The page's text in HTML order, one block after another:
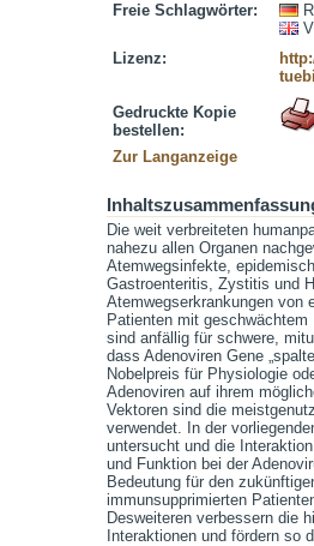
Freie Schlagwörter:
Lizenz:
Gedruckte Kopie
bestellen:
Zur Langanzeige
Die weit verbreiteten
nahezu allen Organen
Atemwegsinfekte,
Gastroenteritis, Zystitis und
Atemwegserkrankungen von
Patienten mit
sind anfällig für schwere,
dass Adenoviren Gene
Nobelpreis für Physiologie
Adenoviren auf ihrem
Vektoren sind die
verwendet. In der
untersucht und die
und Funktion bei der
Bedeutung für den
immunsupprimierten
Desweiteren verbessern die
Interaktionen und fördern so